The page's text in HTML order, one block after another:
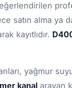
satın alma
kayıtlıdır.
yağmur
kanal arayan